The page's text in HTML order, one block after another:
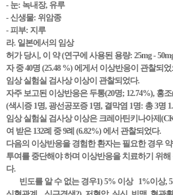
- 눈: 녹내장, 유루
- 신생물: 위암종
- 피부: 지루
라. 일본에서의 임상
허가 당시, 이 약 (연구에 사용된 용량: 25mg -
자 중 40명 (25.48 %) 에게서 이상반응이 관찰되었
임상 실험실 검사상 이상이 관찰되었다.
자주 보고된 이상반응은 두통(20명; 12.74%), 홍
(색시증 1명, 광선공포증 1명, 결막염 1명: 총 3명
임상 실험실 검사상 이상은 크레아틴키나아제
여 받은 132례 중 9례 (6.82%) 에서 관찰되었다.
다음의 이상반응을 경험한 환자는 필요한 경우
투여를 중단해야 하며 이상반응을 치료하기 위
다.
빈도를 알 수 없는 경우1) 5% 이상 1%이상,